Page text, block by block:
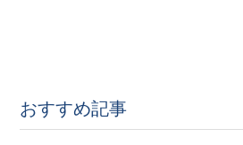
おすすめ記事